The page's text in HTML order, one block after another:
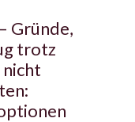
Gründe,
trotz